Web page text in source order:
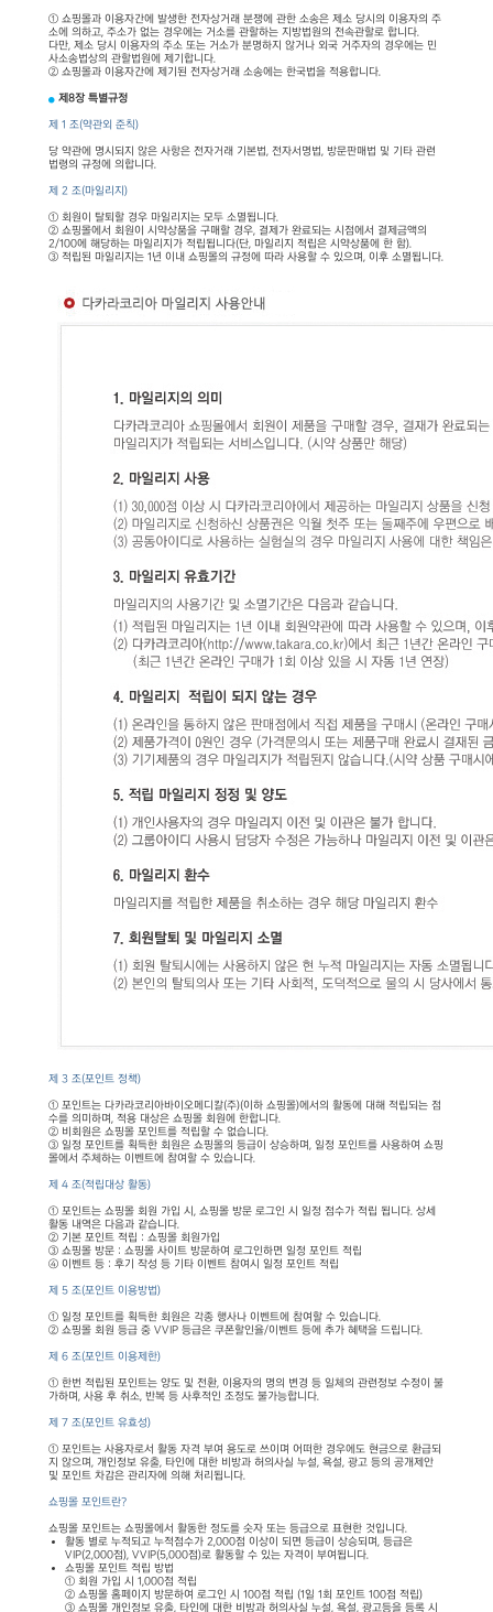
① 쇼핑몰과 이용자간에 발생한 전자상거래 분쟁에 관한 소송은 제소 당시의 이용자의 주
소에 의하고, 주소가 없는 경우에는 거소를 관할하는 지방법원의 전속관할로 합니다.
다만, 제소 당시 이용자의 주소 또는 거소가 분명하지 않거나 외국 거주자의 경우에는 민
사소송법상의 관할법원에 제기합니다.
② 쇼핑몰과 이용자간에 제기된 전자상거래 소송에는 한국법을 적용합니다.
제8장 특별규정
제 1 조(약관외 준칙)
당 약관에 명시되지 않은 사항은 전자거래 기본법, 전자서명법, 방문판매법 및 기타 관련
법령의 규정에 의합니다.
제 2 조(마일리지)
① 회원이 탈퇴할 경우 마일리지는 모두 소멸됩니다.
② 쇼핑몰에서 회원이 시약상품을 구매할 경우, 결제가 완료되는 시점에서 결제금액의
2/100에 해당하는 마일리지가 적립됩니다(단, 마일리지 적립은 시약상품에 한 함).
③ 적립된 마일리지는 1년 이내 쇼핑몰의 규정에 따라 사용할 수 있으며, 이후 소멸됩니다.
제 3 조(포인트 정책)
① 포인트는 다카라코리아바이오메디칼(주)(이하 쇼핑몰)에서의 활동에 대해 적립되는 점
수를 의미하며, 적용 대상은 쇼핑몰 회원에 한합니다.
② 비회원은 쇼핑몰 포인트를 적립할 수 없습니다.
③ 일정 포인트를 획득한 회원은 쇼핑몰의 등급이 상승하며, 일정 포인트를 사용하여 쇼핑
몰에서 주체하는 이벤트에 참여할 수 있습니다.
제 4 조(적립대상 활동)
① 포인트는 쇼핑몰 회원 가입 시, 쇼핑몰 방문 로그인 시 일정 점수가 적립 됩니다. 상세
활동 내역은 다음과 같습니다.
② 기본 포인트 적립 : 쇼핑몰 회원가입
③ 쇼핑몰 방문 : 쇼핑몰 사이트 방문하여 로그인하면 일정 포인트 적립
④ 이벤트 등 : 후기 작성 등 기타 이벤트 참여시 일정 포인트 적립
제 5 조(포인트 이용방법)
① 일정 포인트를 획득한 회원은 각종 행사나 이벤트에 참여할 수 있습니다.
② 쇼핑몰 회원 등급 중 VVIP 등급은 쿠폰할인율/이벤트 등에 추가 혜택을 드립니다.
제 6 조(포인트 이용제한)
① 한번 적립된 포인트는 양도 및 전환, 이용자의 명의 변경 등 일체의 관련정보 수정이 불
가하며, 사용 후 취소, 반복 등 사후적인 조정도 불가능합니다.
제 7 조(포인트 유효성)
① 포인트는 사용자로서 활동 자격 부여 용도로 쓰이며 어떠한 경우에도 현금으로 환급되
지 않으며, 개인정보 유출, 타인에 대한 비방과 허의사실 누설, 욕설, 광고 등의 공개제안
및 포인트 차감은 관리자에 의해 처리됩니다.
쇼핑몰 포인트란?
쇼핑몰 포인트는 쇼핑몰에서 활동한 정도를 숫자 또는 등급으로 표현한 것입니다.
활동 별로 누적되고 누적점수가 2,000점 이상이 되면 등급이 상승되며, 등급은
VIP(2,000점), VVIP(5,000점)로 활동할 수 있는 자격이 부여됩니다.
쇼핑몰 포인트 적립 방법
① 회원 가입 시 1,000점 적립
② 쇼핑몰 홈페이지 방문하여 로그인 시 100점 적립 (1일 1회 포인트 100점 적립)
③ 쇼핑몰 개인정보 유출, 타인에 대한 비방과 허의사실 누설, 욕설, 광고등을 등록 시